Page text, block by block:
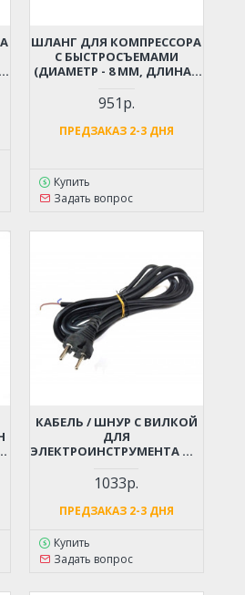
ШЛАНГ ДЛЯ КОМПРЕССОРА
С БЫСТРОСЪЕМАМИ
(ДИАМЕТР - 8 ММ, ДЛИНА -
951р.
ПРЕДЗАКАЗ 2-3 ДНЯ
Купить
Задать вопрос
КАБЕЛЬ / ШНУР С ВИЛКОЙ
ДЛЯ
ЭЛЕКТРОИНСТРУМЕНТА ДО
МОРОЗОСТОЙКИЙ,
МЯГКИЙ, ИЗНОСОСТОЙКАЯ
РЕЗИНА
1033р.
ПРЕДЗАКАЗ 2-3 ДНЯ
Купить
Задать вопрос